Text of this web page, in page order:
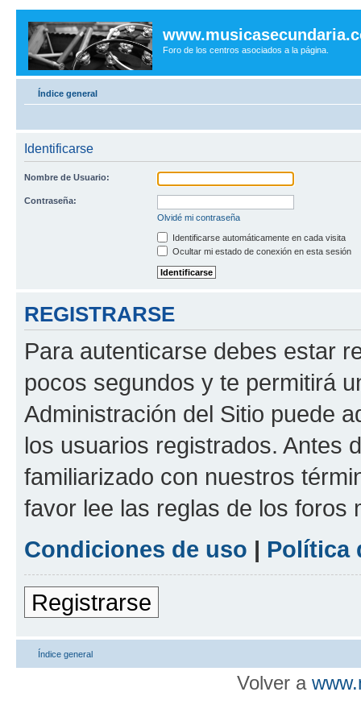
Foro de los centros asociados a la página.
Índice general
Identificarse
Nombre de Usuario:
Contraseña:
Olvidé mi contraseña
Identificarse automáticamente en cada visita
Ocultar mi estado de conexión en esta sesión
REGISTRARSE
Para autenticarse debes estar
pocos segundos y te permitirá
Administración del Sitio puede
los usuarios registrados. Antes
familiarizado con nuestros
favor lee las reglas de los foros
Condiciones de uso | Política
Registrarse
Índice general
Volver a